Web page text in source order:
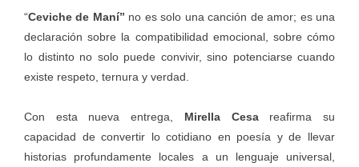
“Ceviche de Maní” no es solo una canción de amor; es una
declaración sobre la compatibilidad emocional, sobre cómo
lo distinto no solo puede convivir, sino potenciarse cuando
existe respeto, ternura y verdad.
Con esta nueva entrega, Mirella Cesareafirma su
capacidad de convertir lo cotidiano en poesía y de llevar
historias profundamente locales a un lenguaje universal,